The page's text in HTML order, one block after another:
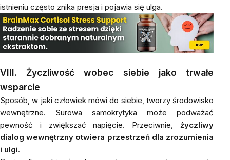
istnieniu często znika presja i pojawia się ulga.
VIII. Życzliwość wobec siebie jako trwałe
wsparcie
Sposób, w jaki człowiek mówi do siebie, tworzy środowisko
wewnętrzne. Surowa samokrytyka może podważać
pewność i zwiększać napięcie. Przeciwnie, życzliwy
dialog wewnętrzny otwiera przestrzeń dla zrozumienia
i ulgi.